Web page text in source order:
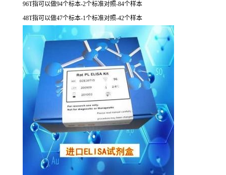
96T指可以做94个标本-2个标准对照-84个样本
48T指可以做47个标本-1个标准对照-42个样本